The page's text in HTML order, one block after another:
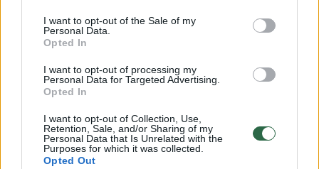
I want to opt-out of the Sale of my
Personal Data.
Opted In
I want to opt-out of processing my
Personal Data for Targeted Advertising.
Opted In
I want to opt-out of Collection, Use,
Retention, Sale, and/or Sharing of my
Personal Data that Is Unrelated with the
Purposes for which it was collected.
Opted Out
V. Zalužno pasisakymą laiko bandymu įsitvirtinti
Ukrainos politikoje: jis yra neteisus
Sinoptikai atsakė, kokiais orais užbaigsime darbo